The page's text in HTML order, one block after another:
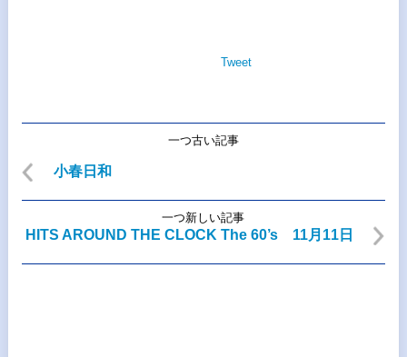
Tweet
一つ古い記事
小春日和
一つ新しい記事
HITS AROUND THE CLOCK The 60’s 11月11日